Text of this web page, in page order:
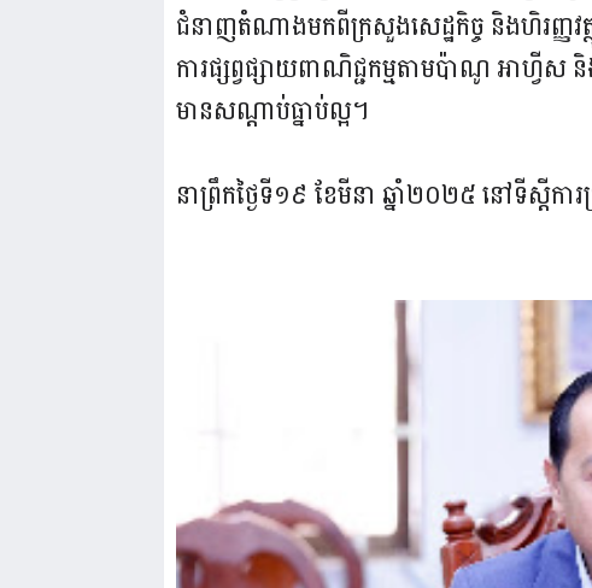
ជំនាញតំណាងមកពីក្រសួងសេដ្ឋកិច្ច និងហិរញ្ញវត្ថុ
ការផ្សព្វផ្សាយពាណិជ្ជកម្មតាមប៉ាណូ អាហ្វី
មានសណ្តាប់ធ្នាប់ល្អ។
នាព្រឹកថ្ងៃទី១៩ ខែមីនា ឆ្នាំ២០២៥ នៅទីស្តីក